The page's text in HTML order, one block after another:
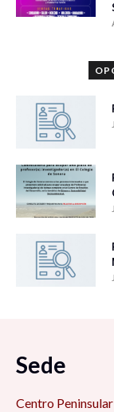
Sede
Centro